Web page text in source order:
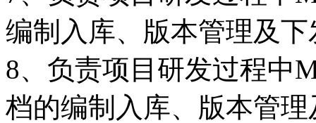
编制入库、版本管理及
8、负责项目研发过程中
档的编制入库、版本管